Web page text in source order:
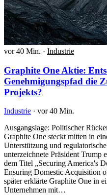
vor 40 Min. · Industrie
Graphite One Aktie:
Genehmigungspfad die
Projekts?
Industrie · vor 40 Min.
Ausgangslage: Politischer
Graphite One steckt mitten in
Unterstützung und
unterzeichnete Präsident
dem Titel „Securing America's
Ensuring Domestic Acquisition
später erklärte Graphite One in
Unternehmen mit…